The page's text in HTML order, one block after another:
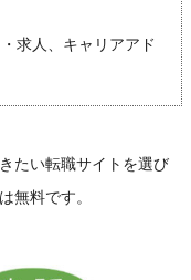
求人、キャリアアド
たい転職サイトを選び
無料です。